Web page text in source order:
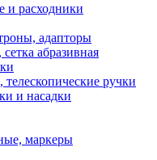
и расходники
адапторы
абразивная
ручки
и насадки
маркеры